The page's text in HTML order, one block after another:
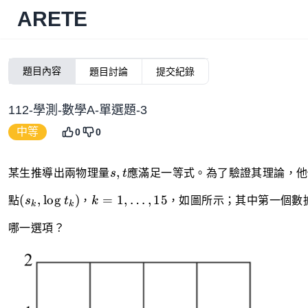
ARETE
題目內容 題目討論 提交紀錄
112-學測-數學A-單選題-3
中等 0 0
某生推導出兩物理量 s,t
s, t應滿足一等式。為了驗證其理論，
點(s_k,\log
t_k)
(sk , log tk ) ， k=1,\dots,15
k = 1, … , 15 ，如圖所示；其中第一個
哪一選項？